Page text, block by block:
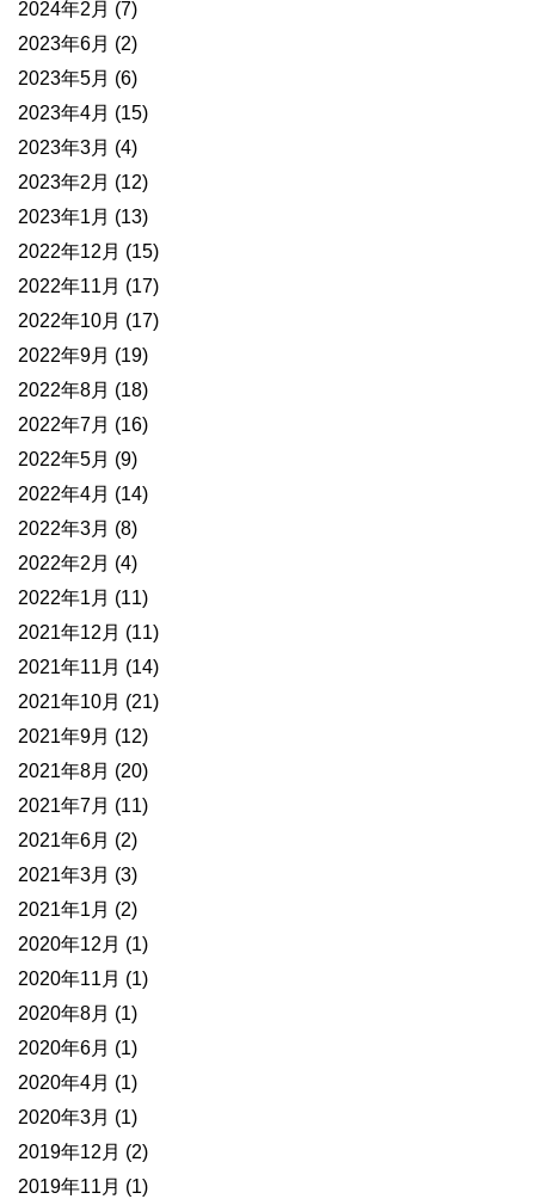
2024年2月 (7)
2023年6月 (2)
2023年5月 (6)
2023年4月 (15)
2023年3月 (4)
2023年2月 (12)
2023年1月 (13)
2022年12月 (15)
2022年11月 (17)
2022年10月 (17)
2022年9月 (19)
2022年8月 (18)
2022年7月 (16)
2022年5月 (9)
2022年4月 (14)
2022年3月 (8)
2022年2月 (4)
2022年1月 (11)
2021年12月 (11)
2021年11月 (14)
2021年10月 (21)
2021年9月 (12)
2021年8月 (20)
2021年7月 (11)
2021年6月 (2)
2021年3月 (3)
2021年1月 (2)
2020年12月 (1)
2020年11月 (1)
2020年8月 (1)
2020年6月 (1)
2020年4月 (1)
2020年3月 (1)
2019年12月 (2)
2019年11月 (1)